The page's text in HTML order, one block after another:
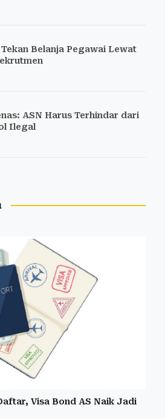
Belanja Pegawai Lewat
ASN Harus Terhindar dari
Ilegal
Visa Bond AS Naik Jadi